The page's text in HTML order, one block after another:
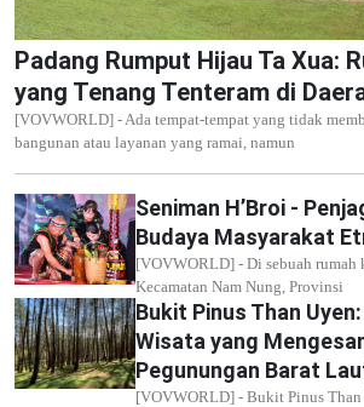
Padang Rumput Hijau Ta Xua:
yang Tenang Tenteram di
[VOVWORLD] - Ada tempat-tempat yang tidak
bangunan atau layanan yang ramai, namun
Seniman H’Broi -
Budaya Masyarakat
[VOVWORLD] - Di sebuah rumah
Kecamatan Nam Nung, Provinsi
Bukit Pinus Than
Wisata yang
Pegunungan Barat
[VOVWORLD] - Bukit Pinus Than